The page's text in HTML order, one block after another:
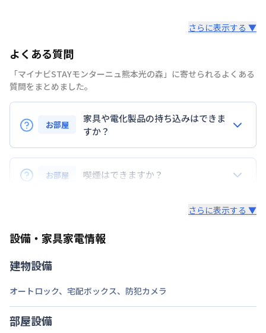
禁煙・喫煙
交通
定員
2名
駐車場
次回更新日
さらに表示する ▼
よくある質問
「マイナビSTAYモンターニュ熊本光の森」に寄せられるよくある
質問をまとめました。
お部屋
家具や電化製品の持ち込みはできま
すか？
お持ち込みいただけます。
ただし、標準設備として部屋に備え付けの家具・家電
以外の扱いについては当社では責任を負いかねます。
また、お持ち込みいただいた家具や家電はご退去時に
お部屋 喫煙はできますか？
さらに表示する ▼
設備・家具家電情報
建物設備
オートロック、 宅配ボックス、 防犯カメラ
部屋設備